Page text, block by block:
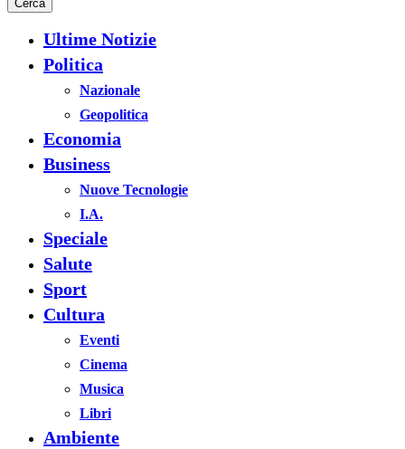
Cerca
Ultime Notizie
Politica
Nazionale
Geopolitica
Economia
Business
Nuove Tecnologie
I.A.
Speciale
Salute
Sport
Cultura
Eventi
Cinema
Musica
Libri
Ambiente